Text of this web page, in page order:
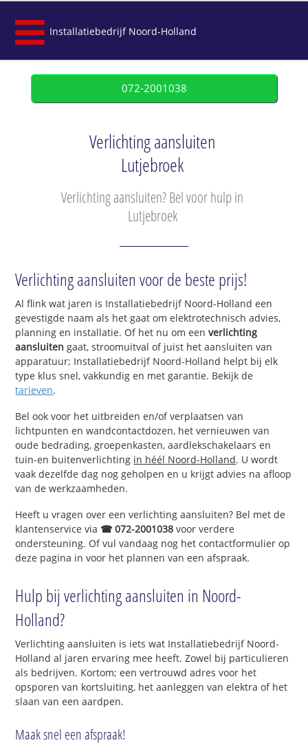
Installatiebedrijf Noord-Holland
072-2001038
Verlichting aansluiten
Lutjebroek
Verlichting aansluiten? Bel voor hulp in
Lutjebroek
Verlichting aansluiten voor de beste prijs!
Al flink wat jaren is Installatiebedrijf Noord-Holland een
gevestigde naam als het gaat om elektrotechnisch advies,
planning en installatie. Of het nu om eenverlichting
aansluiten gaat, stroomuitval of juist het aansluiten van
apparatuur; Installatiebedrijf Noord-Holland helpt bij elk
type klus snel, vakkundig en met garantie. Bekijk de
tarieven.
Bel ook voor het uitbreiden en/of verplaatsen van
lichtpunten en wandcontactdozen, het vernieuwen van
oude bedrading, groepenkasten, aardlekschakelaars en
tuin-en buitenverlichting in héél Noord-Holland. U wordt
vaak dezelfde dag nog geholpen en u krijgt advies na afloop
van de werkzaamheden.
Heeft u vragen over een verlichting aansluiten? Bel met de
klantenservice via ☎ 072-2001038 voor verdere
ondersteuning. Of vul vandaag nog het contactformulier op
deze pagina in voor het plannen van een afspraak.
Hulp bij verlichting aansluiten in Noord-
Holland?
Verlichting aansluiten is iets wat Installatiebedrijf Noord-
Holland al jaren ervaring mee heeft. Zowel bij particulieren
als bedrijven. Kortom; een vertrouwd adres voor het
opsporen van kortsluiting, het aanleggen van elektra of het
slaan van een aardpen.
Maak snel een afspraak!